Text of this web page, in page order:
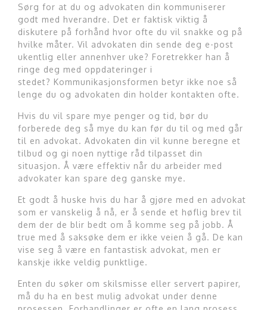
Sørg for at du og advokaten din kommuniserer
godt med hverandre. Det er faktisk viktig å
diskutere på forhånd hvor ofte du vil snakke og på
hvilke måter. Vil advokaten din sende deg e-post
ukentlig eller annenhver uke? Foretrekker han å
ringe deg med oppdateringer i
stedet? Kommunikasjonsformen betyr ikke noe så
lenge du og advokaten din holder kontakten ofte.
Hvis du vil spare mye penger og tid, bør du
forberede deg så mye du kan før du til og med går
til en advokat. Advokaten din vil kunne beregne et
tilbud og gi noen nyttige råd tilpasset din
situasjon. Å være effektiv når du arbeider med
advokater kan spare deg ganske mye.
Et godt å huske hvis du har å gjøre med en advokat
som er vanskelig å nå, er å sende et høflig brev til
dem der de blir bedt om å komme seg på jobb. Å
true med å saksøke dem er ikke veien å gå. De kan
vise seg å være en fantastisk advokat, men er
kanskje ikke veldig punktlige.
Enten du søker om skilsmisse eller servert papirer,
må du ha en best mulig advokat under denne